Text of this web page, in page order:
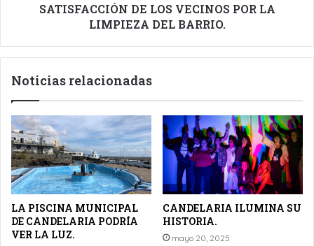
SATISFACCIÓN DE LOS VECINOS POR LA
LIMPIEZA DEL BARRIO.
Noticias relacionadas
LA PISCINA MUNICIPAL
DE CANDELARIA PODRÍA
VER LA LUZ.
CANDELARIA ILUMINA SU
HISTORIA.
mayo 20, 2025